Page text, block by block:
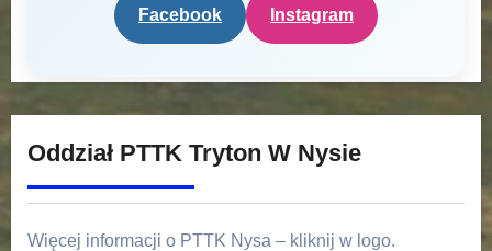
Facebook Instagram
Oddział PTTK Tryton W Nysie
Więcej informacji o PTTK Nysa – kliknij w logo.